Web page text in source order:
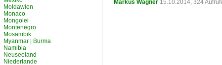
Markus Wagner 15.10.2014, 324
Moldawien
Monaco
Mongolei
Montenegro
Mosambik
Myanmar | Burma
Namibia
Neuseeland
Niederlande